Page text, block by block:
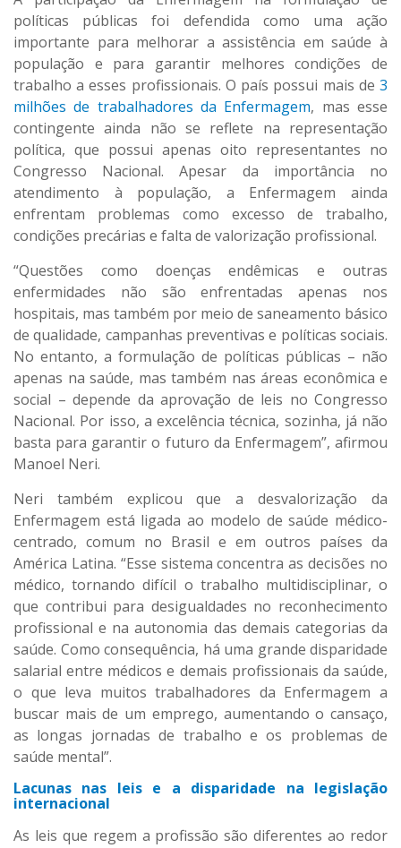
políticas públicas foi defendida como uma ação
importante para melhorar a assistência em saúde à
população e para garantir melhores condições de
trabalho a esses profissionais. O país possui mais de 3
milhões de trabalhadores da Enfermagem, mas esse
contingente ainda não se reflete na representação
política, que possui apenas oito representantes no
Congresso Nacional. Apesar da importância no
atendimento à população, a Enfermagem ainda
enfrentam problemas como excesso de trabalho,
condições precárias e falta de valorização profissional.
“Questões como doenças endêmicas e outras
enfermidades não são enfrentadas apenas nos
hospitais, mas também por meio de saneamento básico
de qualidade, campanhas preventivas e políticas sociais.
No entanto, a formulação de políticas públicas – não
apenas na saúde, mas também nas áreas econômica e
social – depende da aprovação de leis no Congresso
Nacional. Por isso, a excelência técnica, sozinha, já não
basta para garantir o futuro da Enfermagem”, afirmou
Manoel Neri.
Neri também explicou que a desvalorização da
Enfermagem está ligada ao modelo de saúde médico-
centrado, comum no Brasil e em outros países da
América Latina. “Esse sistema concentra as decisões no
médico, tornando difícil o trabalho multidisciplinar, o
que contribui para desigualdades no reconhecimento
profissional e na autonomia das demais categorias da
saúde. Como consequência, há uma grande disparidade
salarial entre médicos e demais profissionais da saúde,
o que leva muitos trabalhadores da Enfermagem a
buscar mais de um emprego, aumentando o cansaço,
as longas jornadas de trabalho e os problemas de
saúde mental”.
Lacunas nas leis e a disparidade na legislação
internacional
As leis que regem a profissão são diferentes ao redor